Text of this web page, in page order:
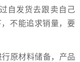
自发货去跟卖自己
不能追求销量，要
原材料储备，产品